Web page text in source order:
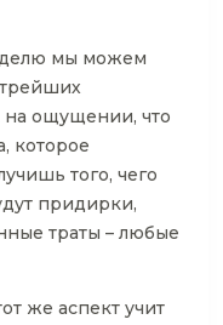
мы можем
на ощущении, что
которое
того, чего
придирки,
траты – любые
же аспект учит